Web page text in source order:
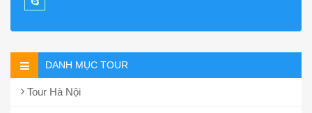
DANH MỤC TOUR
Tour Hà Nội